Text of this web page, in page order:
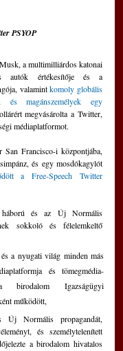
PSYOP
a multimilliárdos katonai
autók értékesítője és a
valamint komoly globális
és magánszemélyek egy
megvásárolta a Twitter,
médiaplatformot.
Francisco-i központjába,
és egy mosdókagylót
a Free-Speech Twitter
és az Új Normális
sokkoló és félelemkeltő
a nyugati világ minden más
és tömegmédia-
birodalom Igazságügyi
működött,
Új Normális propagandát,
és személytelenített
a birodalom hivatalos